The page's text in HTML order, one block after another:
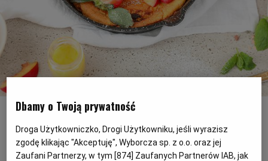
NAPOJE
SAŁATKI
MAKARONY
DRÓB
DOMOWE PRZYJĘCIE
GRILL
KUCHNIA CHIŃSKA
KUCHNIA TAJSKA
KUCHNIA GRECKA
KUCHNIA PORTUGALSKA
ZAKUPY
SPRZĘT KUCHENNY
FIT PRZEPISY
WEGE
WEGAN
BEZ GLUTENU
PODRÓŻE KULINARNE
HISTORIE KULINARNE
FELIETONY KULINARNE
KSIĄŻKI KULINARNE
NASZE SERWISY
SERWISY LOKALNE
BIAŁYSTOK
BIELSKO-BIAŁA
WYBORCZA.PL
MAGAZYNY
Przepis na naleśniki dutch baby (Fot. Anna Stefańska)
Są takie przepisy, do których nie trzeba
nikogo przekonywać. Ich trzeba po prostu
Dbamy o Twoją prywatność
Droga Użytkowniczko, Drogi Użytkowniku, jeśli wyrazisz
zgodę klikając "Akceptuję", Wyborcza sp. z o.o. oraz jej
Zaufani Partnerzy, w tym [874] Zaufanych Partnerów IAB, jak